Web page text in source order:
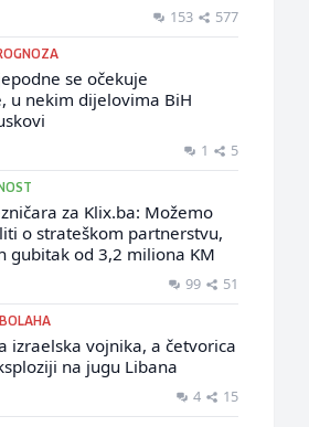
153 577
se očekuje
u nekim dijelovima BiH
1 5
za Klix.ba: Možemo
o strateškom partnerstvu,
gubitak od 3,2 miliona KM
99 51
izraelska vojnika, a četvorica
na jugu Libana
4 15